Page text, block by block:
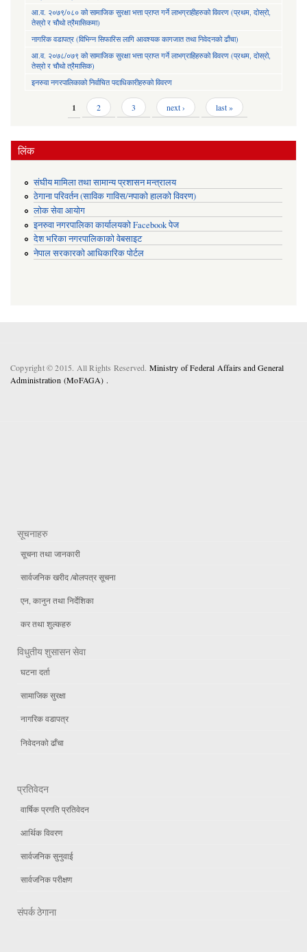
आ.व. २०७९/०८० को सामाजिक सुरक्षा भत्ता प्राप्त गर्ने लाभग्राहीहरुको विवरण (प्रथम, दोस्रो,
तेस्रो र चौथो त्रैमासिकमा)
नागरिक वडापत्र (विभिन्न सिफारिस लागि आवश्यक कागजात तथा निवेदनको ढाँचा)
आ.व. २०७८/०७९ को सामाजिक सुरक्षा भत्ता प्राप्त गर्ने लाभग्राहिहरुको विवरण (प्रथम, दोस्रो,
तेस्रो र चौथो त्रैमासिक)
इनरुवा नगरपालिकाको निर्वाचित पदाधिकारीहरुको विवरण
1 2 3 next › last »
लिंक
संघीय मामिला तथा सामान्य प्रशासन मन्त्रालय
ठेगाना परिवर्तन (साविक गाविस/नपाको हालको विवरण)
लोक सेवा आयोग
इनरुवा नगरपालिका कार्यालयको Facebook पेज
देश भरिका नगरपालिकाको वेबसाइट
नेपाल सरकारको आधिकारिक पोर्टल
Copyright © 2015. All Rights Reserved. Ministry of Federal Affairs and General
Administration (MoFAGA) .
सूचनाहरु
सूचना तथा जानकारी
सार्वजनिक खरीद /बोलपत्र सूचना
एन, कानुन तथा निर्देशिका
कर तथा शुल्कहरु
विधुतीय शुसासन सेवा
घटना दर्ता
सामाजिक सुरक्षा
नागरिक वडापत्र
निवेदनको ढाँचा
प्रतिवेदन
वार्षिक प्रगति प्रतिवेदन
आर्थिक विवरण
सार्वजनिक सुनुवाई
सार्वजनिक परीक्षण
संपर्क ठेगाना